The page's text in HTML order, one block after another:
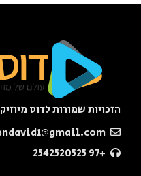
הזכויות שמורות לדוס מיוזיק 2005
+97 2542520525